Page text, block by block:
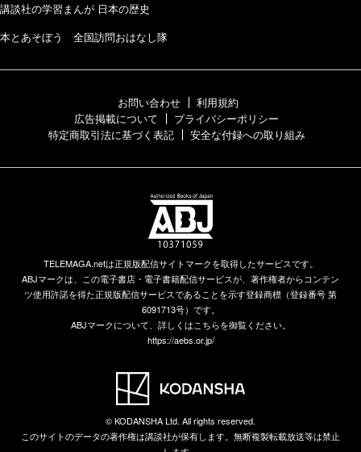
講談社の学習まんが 日本の歴史
本とあそぼう 全国訪問おはなし隊
お問い合わせ
利用規約
広告掲載について
プライバシーポリシー
特定商取引法に基づく表記
安全な付録への取り組み
TELEMAGA.netは正規版配信サイトマークを取得したサービスです。
ABJマークは、この電子書店・電子書籍配信サービスが、著作権者からコンテン
ツ使用許諾を得た正規版配信サービスであることを示す登録商標（登録番号 第
6091713号）です。
ABJマークについて、詳しくはこちらを御覧ください。
https://aebs.or.jp/
© KODANSHA Ltd. All rights reserved.
このサイトのデータの著作権は講談社が保有します。無断複製転載放送等は禁止